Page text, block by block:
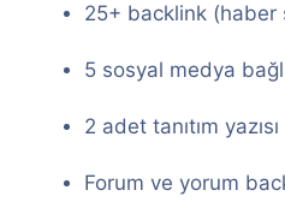
25+ backlink (haber
5 sosyal medya
2 adet tanıtım yazısı
Forum ve yorum